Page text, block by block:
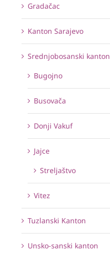
Gradačac
Kanton Sarajevo
Srednjobosanski kanton
Bugojno
Busovača
Donji Vakuf
Jajce
Streljaštvo
Vitez
Tuzlanski Kanton
Unsko-sanski kanton